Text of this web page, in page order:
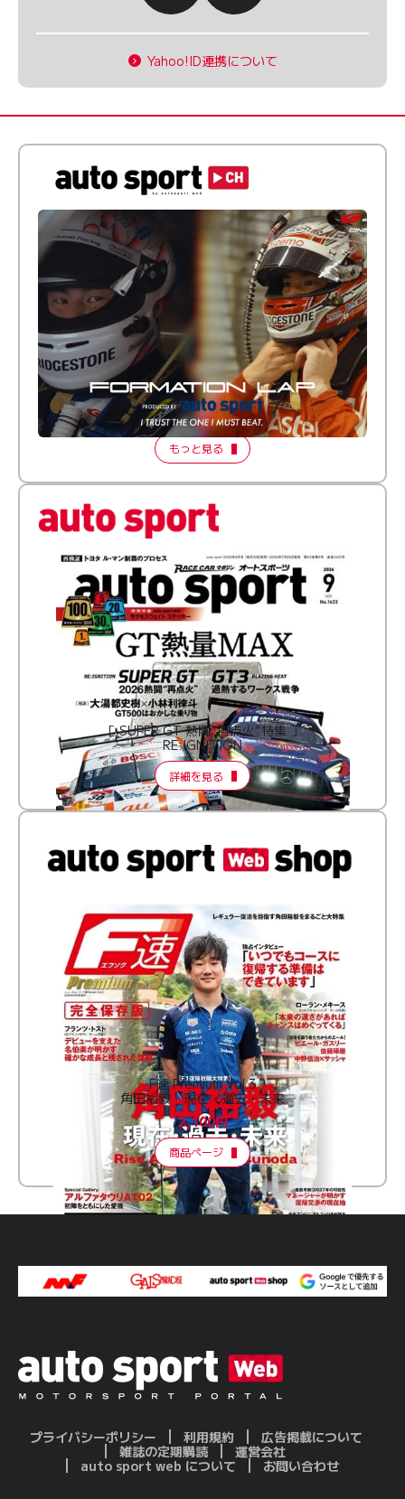
Yahoo!ID連携について
倒す相手を、信じてる。小林利徠斗 × 野村勇斗
【FORMATION LAP Produced by auto sport】
2026 Episode 2
もっと見る
［ SUPER GT 熱闘“再点火”特集 ］
RE:IGNITION
詳細を見る
F速 Premium Vol.3
角田裕毅 現在・過去・未来
2,100円
商品ページ
プライバシーポリシー 利用規約
広告掲載について
雑誌の定期購読
運営会社
auto sport web について
お問い合わせ